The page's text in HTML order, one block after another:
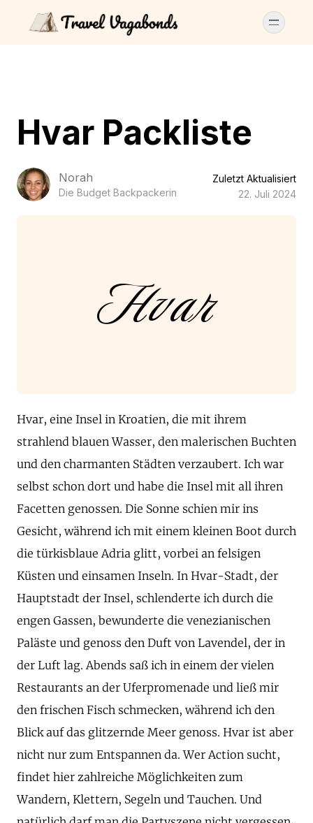
Hvar Packliste
Norah
Die Budget Backpackerin
Zuletzt Aktualisiert
22. Juli 2024
Hvar
Hvar, eine Insel in Kroatien, die mit ihrem
strahlend blauen Wasser, den malerischen Buchten
und den charmanten Städten verzaubert. Ich war
selbst schon dort und habe die Insel mit all ihren
Facetten genossen. Die Sonne schien mir ins
Gesicht, während ich mit einem kleinen Boot durch
die türkisblaue Adria glitt, vorbei an felsigen
Küsten und einsamen Inseln. In Hvar-Stadt, der
Hauptstadt der Insel, schlenderte ich durch die
engen Gassen, bewunderte die venezianischen
Paläste und genoss den Duft von Lavendel, der in
der Luft lag. Abends saß ich in einem der vielen
Restaurants an der Uferpromenade und ließ mir
den frischen Fisch schmecken, während ich den
Blick auf das glitzernde Meer genoss. Hvar ist aber
nicht nur zum Entspannen da. Wer Action sucht,
findet hier zahlreiche Möglichkeiten zum
Wandern, Klettern, Segeln und Tauchen. Und